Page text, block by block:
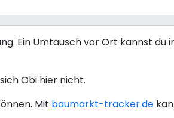
Ein Umtausch vor Ort kannst du
Obi hier nicht.
Mit baumarkt-tracker.de